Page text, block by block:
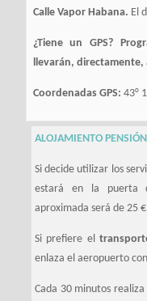
Calle Vapor Habana. El
¿Tiene un GPS?
llevarán, directamente,
Coordenadas GPS: 43°
ALOJAMIENTO
Si decide utilizar los
estará en la puerta
aproximada será de 25
Si prefiere el
enlaza el aeropuerto
Cada 30 minutos